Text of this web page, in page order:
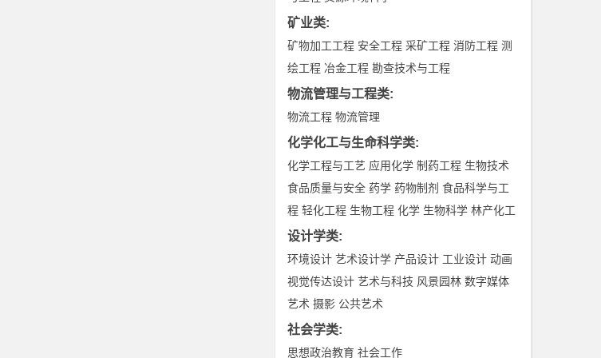
矿业类:
矿物加工工程 安全工程 采矿工程 消防工程 测
绘工程 冶金工程 勘查技术与工程
物流管理与工程类:
物流工程 物流管理
化学化工与生命科学类:
化学工程与工艺 应用化学 制药工程 生物技术
食品质量与安全 药学 药物制剂 食品科学与工
程 轻化工程 生物工程 化学 生物科学 林产化工
设计学类:
环境设计 艺术设计学 产品设计 工业设计 动画
视觉传达设计 艺术与科技 风景园林 数字媒体
艺术 摄影 公共艺术
社会学类:
思想政治教育 社会工作